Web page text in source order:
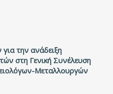
την ανάδειξη
στη Γενική Συνέλευση
Μεταλλουργών